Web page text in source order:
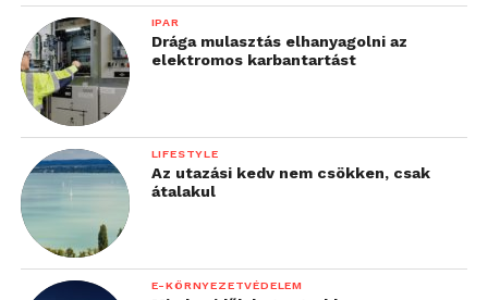
IPAR
Drága mulasztás elhanyagolni az
elektromos karbantartást
LIFESTYLE
Az utazási kedv nem csökken, csak
átalakul
E-KÖRNYEZETVÉDELEM